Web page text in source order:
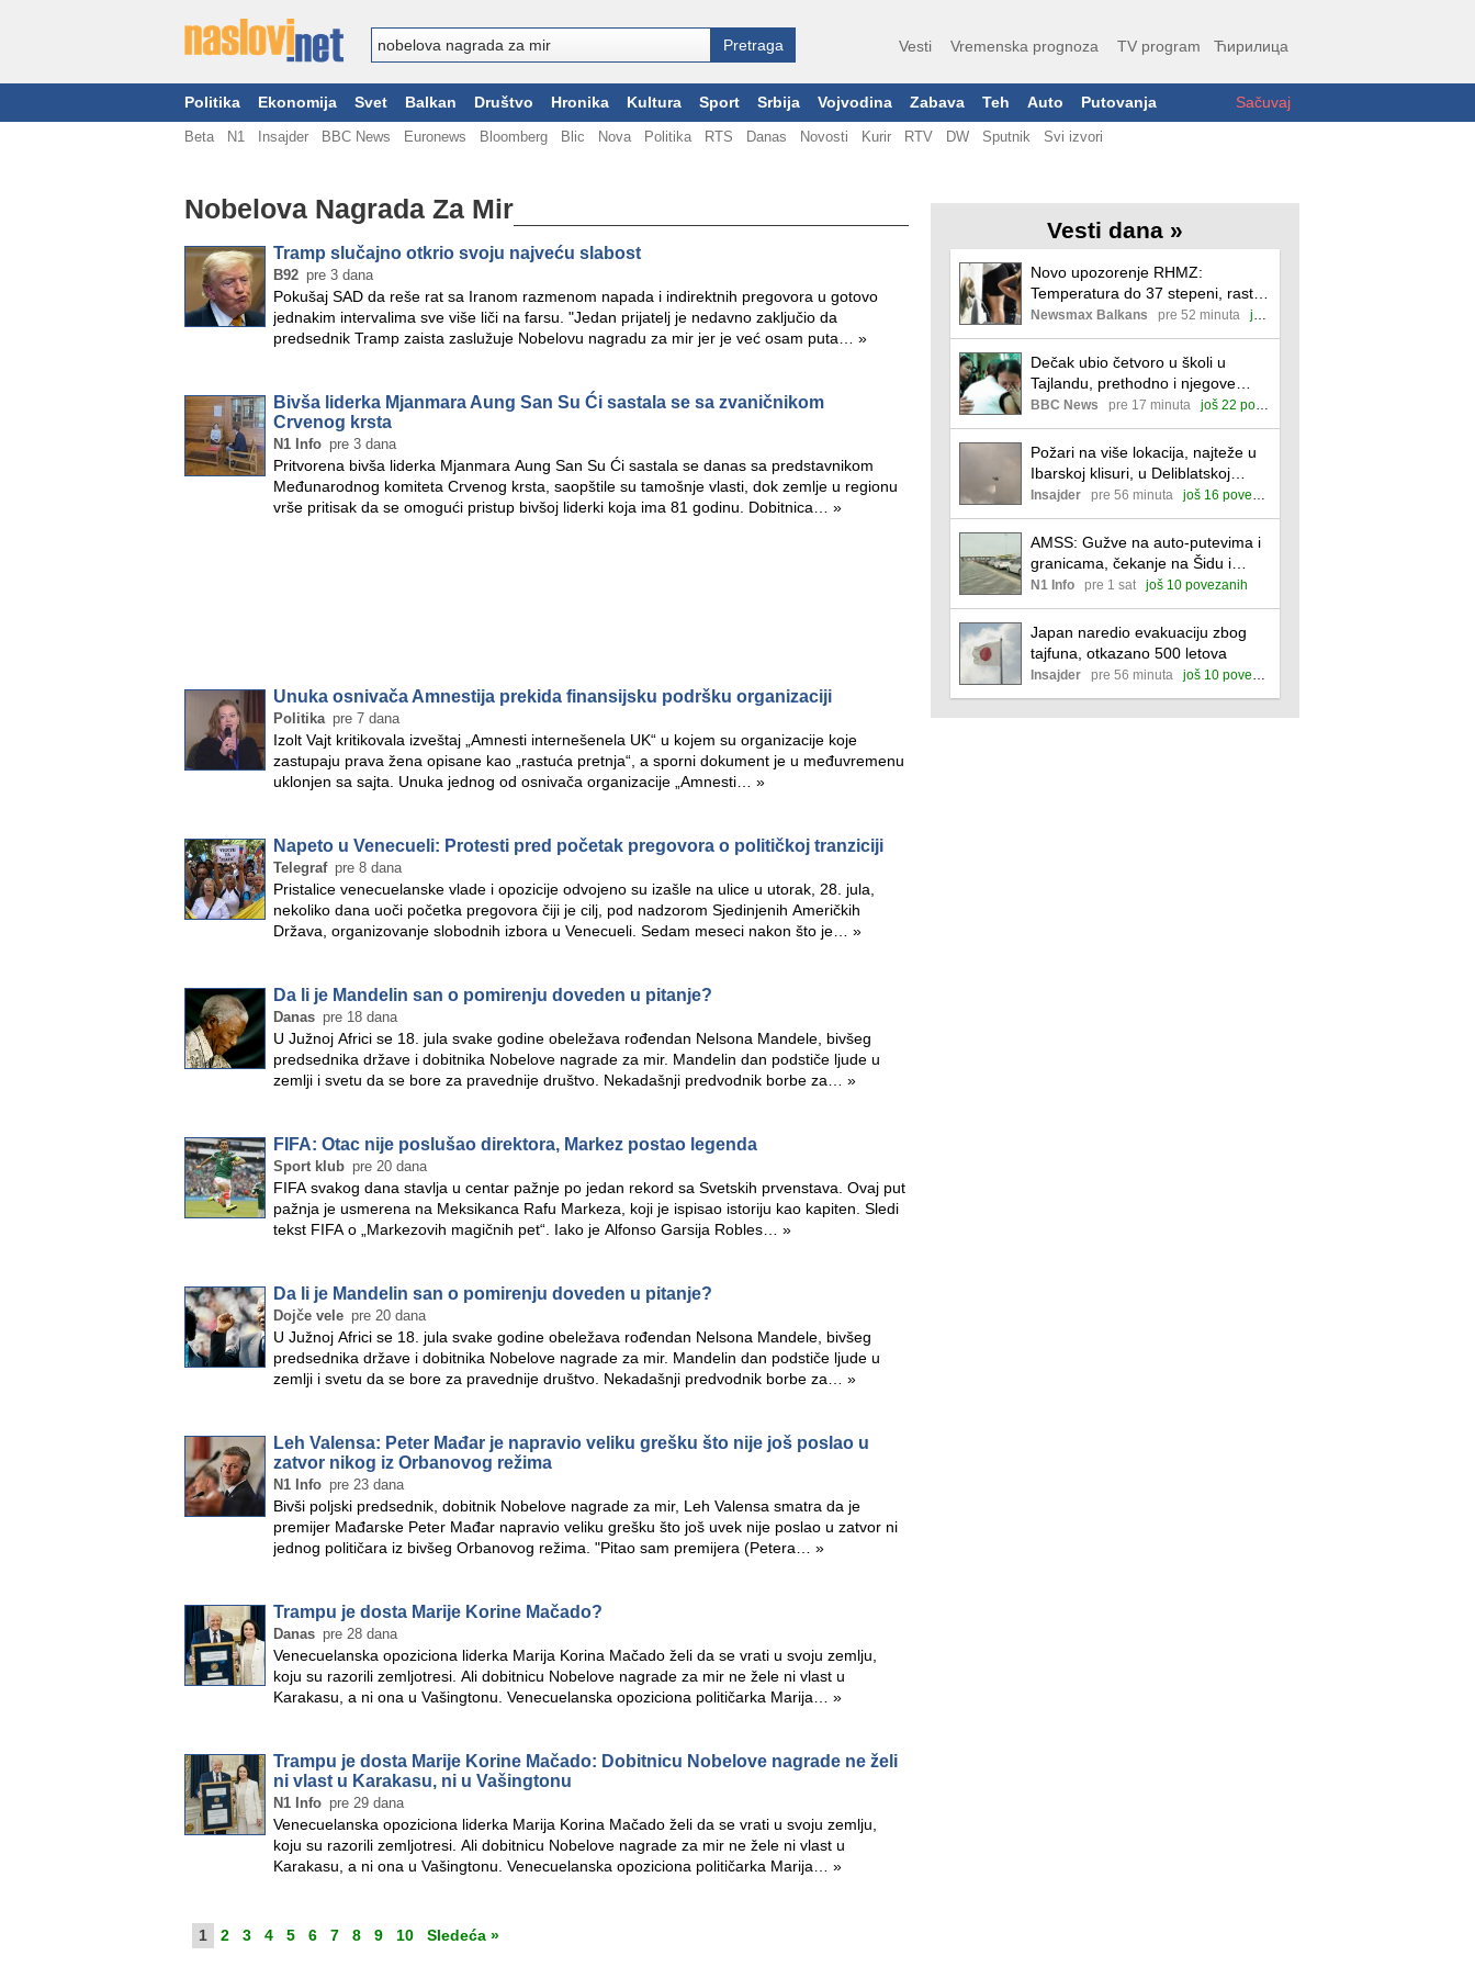
Vesti Vremenska prognoza TV program Ћирилица
Politika Ekonomija Svet Balkan Društvo Hronika Kultura Sport Srbija Vojvodina Zabava Teh Auto Putovanja Sačuvaj
Beta N1 Insajder BBC News Euronews Bloomberg Blic Nova Politika RTS Danas Novosti Kurir RTV DW Sputnik Svi izvori
Nobelova Nagrada Za Mir
Tramp slučajno otkrio svoju najveću slabost
B92 pre 3 dana
Pokušaj SAD da reše rat sa Iranom razmenom napada i indirektnih pregovora u gotovo
jednakim intervalima sve više liči na farsu. "Jedan prijatelj je nedavno zaključio da
predsednik Tramp zaista zaslužuje Nobelovu nagradu za mir jer je već osam puta… »
Bivša liderka Mjanmara Aung San Su Ći sastala se sa zvaničnikom
Crvenog krsta
N1 Info pre 3 dana
Pritvorena bivša liderka Mjanmara Aung San Su Ći sastala se danas sa predstavnikom
Međunarodnog komiteta Crvenog krsta, saopštile su tamošnje vlasti, dok zemlje u regionu
vrše pritisak da se omogući pristup bivšoj liderki koja ima 81 godinu. Dobitnica… »
Unuka osnivača Amnestija prekida finansijsku podršku organizaciji
Politika pre 7 dana
Izolt Vajt kritikovala izveštaj „Amnesti internešenela UK“ u kojem su organizacije koje
zastupaju prava žena opisane kao „rastuća pretnja“, a sporni dokument je u međuvremenu
uklonjen sa sajta. Unuka jednog od osnivača organizacije „Amnesti… »
Napeto u Venecueli: Protesti pred početak pregovora o političkoj tranziciji
Telegraf pre 8 dana
Pristalice venecuelanske vlade i opozicije odvojeno su izašle na ulice u utorak, 28. jula,
nekoliko dana uoči početka pregovora čiji je cilj, pod nadzorom Sjedinjenih Američkih
Država, organizovanje slobodnih izbora u Venecueli. Sedam meseci nakon što je… »
Da li je Mandelin san o pomirenju doveden u pitanje?
Danas pre 18 dana
U Južnoj Africi se 18. jula svake godine obeležava rođendan Nelsona Mandele, bivšeg
predsednika države i dobitnika Nobelove nagrade za mir. Mandelin dan podstiče ljude u
zemlji i svetu da se bore za pravednije društvo. Nekadašnji predvodnik borbe za… »
FIFA: Otac nije poslušao direktora, Markez postao legenda
Sport klub pre 20 dana
FIFA svakog dana stavlja u centar pažnje po jedan rekord sa Svetskih prvenstava. Ovaj put
pažnja je usmerena na Meksikanca Rafu Markeza, koji je ispisao istoriju kao kapiten. Sledi
tekst FIFA o „Markezovih magičnih pet“. Iako je Alfonso Garsija Robles… »
Da li je Mandelin san o pomirenju doveden u pitanje?
Dojče vele pre 20 dana
U Južnoj Africi se 18. jula svake godine obeležava rođendan Nelsona Mandele, bivšeg
predsednika države i dobitnika Nobelove nagrade za mir. Mandelin dan podstiče ljude u
zemlji i svetu da se bore za pravednije društvo. Nekadašnji predvodnik borbe za… »
Leh Valensa: Peter Mađar je napravio veliku grešku što nije još poslao u
zatvor nikog iz Orbanovog režima
N1 Info pre 23 dana
Bivši poljski predsednik, dobitnik Nobelove nagrade za mir, Leh Valensa smatra da je
premijer Mađarske Peter Mađar napravio veliku grešku što još uvek nije poslao u zatvor ni
jednog političara iz bivšeg Orbanovog režima. "Pitao sam premijera (Petera… »
Trampu je dosta Marije Korine Mačado?
Danas pre 28 dana
Venecuelanska opoziciona liderka Marija Korina Mačado želi da se vrati u svoju zemlju,
koju su razorili zemljotresi. Ali dobitnicu Nobelove nagrade za mir ne žele ni vlast u
Karakasu, a ni ona u Vašingtonu. Venecuelanska opoziciona političarka Marija… »
Trampu je dosta Marije Korine Mačado: Dobitnicu Nobelove nagrade ne želi
ni vlast u Karakasu, ni u Vašingtonu
N1 Info pre 29 dana
Venecuelanska opoziciona liderka Marija Korina Mačado želi da se vrati u svoju zemlju,
koju su razorili zemljotresi. Ali dobitnicu Nobelove nagrade za mir ne žele ni vlast u
Karakasu, a ni ona u Vašingtonu. Venecuelanska opoziciona političarka Marija… »
1 2 3 4 5 6 7 8 9 10 Sledeća »
Vesti dana »
Novo upozorenje RHMZ:
Temperatura do 37 stepeni, raste
opasnost od požara
Newsmax Balkans pre 52 minuta još 26 povezanih
Dečak ubio četvoro u školi u
Tajlandu, prethodno i njegove
babu i dedu
BBC News pre 17 minuta još 22 povezane
Požari na više lokacija, najteže u
Ibarskoj klisuri, u Deliblatskoj
peščari mirnije
Insajder pre 56 minuta još 16 povezanih
AMSS: Gužve na auto-putevima i
granicama, čekanje na Šidu i
Batrovcima
N1 Info pre 1 sat još 10 povezanih
Japan naredio evakuaciju zbog
tajfuna, otkazano 500 letova
Insajder pre 56 minuta još 10 povezanih